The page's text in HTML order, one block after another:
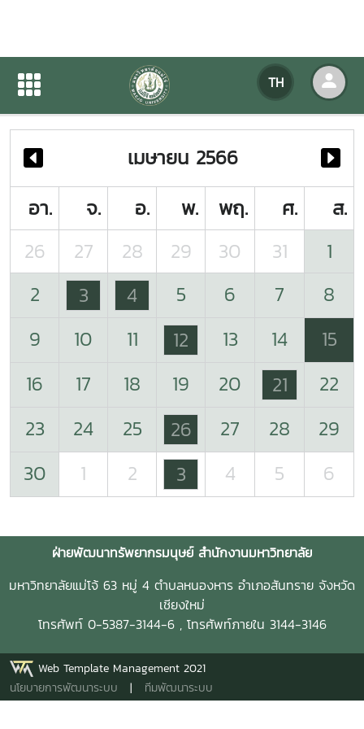
TH
ปฏิทินกิจกรรมของหน่วยงาน
ปฏิทินกิจกรรมของหน่วยงาน
เมษายน 2566
อา.
จ. อ. พ. พฤ. ศ.
ส.
26
27 28 29 30 31
1
2
3 4 5 6 7
8
9
10 11 12 13 14
15
16
17 18 19 20 21
22
23
24 25 26 27 28
29
30
1 2 3 4 5 6
ฝ่ายพัฒนาทรัพยากรมนุษย์ สำนักงานมหาวิทยาลัย
มหาวิทยาลัยแม่โจ้ 63 หมู่ 4 ตำบลหนองหาร อำเภอสันทราย จังหวัด
เชียงใหม่
โทรศัพท์ 0-5387-3144-6 , โทรศัพท์ภายใน 3144-3146
Web Template Management 2021
นโยบายการพัฒนาระบบ | ทีมพัฒนาระบบ